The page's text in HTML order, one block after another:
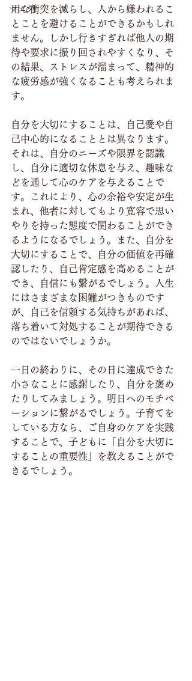
マエダ
用な衝突を減らし、人から嫌われるこ
とことを避けることができるかもしれ
ません。しかし行きすぎれば他人の期
待や要求に振り回されやすくなり、そ
の結果、ストレスが溜まって、精神的
な疲労感が強くなることも考えられま
す。
自分を大切にすることは、自己愛や自
己中心的になることとは異なります。
それは、自分のニーズや限界を認識
し、自分に適切な休息を与え、趣味な
どを通して心のケアを与えることで
す。これにより、心の余裕や安定が生
まれ、他者に対してもより寛容で思い
やりを持った態度で関わることができ
るようになるでしょう。また、自分を
大切にすることで、自分の価値を再確
認したり、自己肯定感を高めることが
でき、自信にも繋がるでしょう。人生
にはさまざまな困難がつきものです
が、自己を信頼する気持ちがあれば、
落ち着いて対処することが期待できる
のではないでしょうか。
一日の終わりに、その日に達成できた
小さなことに感謝したり、自分を褒め
たりしてみましょう。明日へのモチベ
ーションに繋がるでしょう。子育てを
している方なら、ご自身のケアを実践
することで、子どもに「自分を大切に
することの重要性」を教えることがで
きるでしょう。